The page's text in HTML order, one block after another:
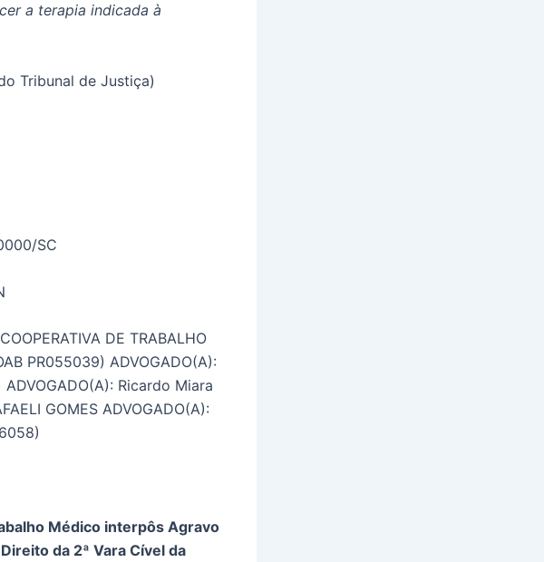
a terapia indicada à
Tribunal de Justiça)
SC
DE TRABALHO
PR055039) ADVOGADO(A):
ADVOGADO(A): Ricardo Miara
GOMES ADVOGADO(A):
Médico interpôs Agravo
da 2ª Vara Cível da